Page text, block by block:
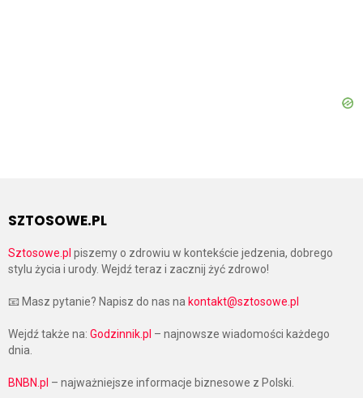
SZTOSOWE.PL
Sztosowe.pl piszemy o zdrowiu w kontekście jedzenia, dobrego
stylu życia i urody. Wejdź teraz i zacznij żyć zdrowo!
📧 Masz pytanie? Napisz do nas na kontakt@sztosowe.pl
Wejdź także na: Godzinnik.pl – najnowsze wiadomości każdego
dnia.
BNBN.pl – najważniejsze informacje biznesowe z Polski.